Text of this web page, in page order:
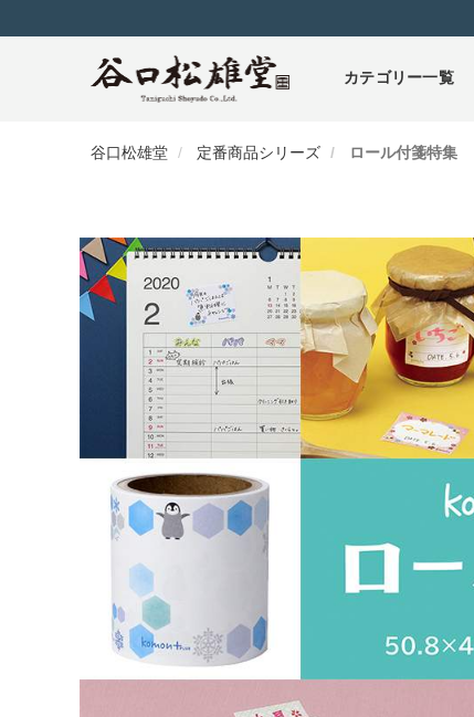
カテゴリー一覧
谷口松雄堂 定番商品シリーズ ロール付箋特集